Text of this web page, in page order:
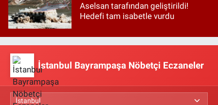
Aselsan tarafından geliştirildi!
Hedefi tam isabetle vurdu
İstanbul Bayrampaşa Nöbetçi Eczaneler